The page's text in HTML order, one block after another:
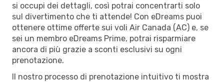
si occupi dei dettagli, così potrai concentrarti solo
sul divertimento che ti attende! Con eDreams puoi
ottenere ottime offerte sui voli Air Canada (AC) e, se
sei un membro eDreams Prime, potrai risparmiare
ancora di più grazie a sconti esclusivi su ogni
prenotazione.
Il nostro processo di prenotazione intuitivo ti mostra